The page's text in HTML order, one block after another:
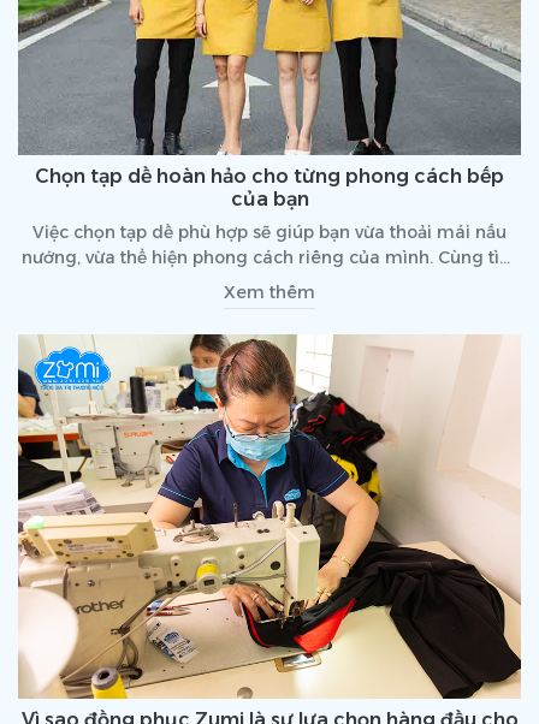
Chọn tạp dề hoàn hảo cho từng phong cách bếp
của bạn
Việc chọn tạp dề phù hợp sẽ giúp bạn vừa thoải mái nấu
nướng, vừa thể hiện phong cách riêng của mình. Cùng tìm
hiểu chi tiết qua bài viết dưới dây!
Xem thêm